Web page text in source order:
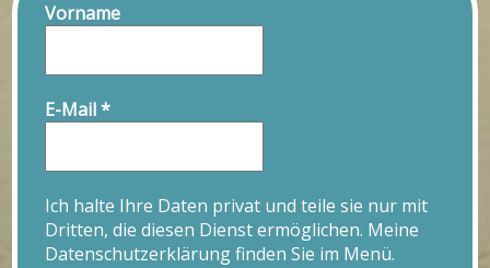
Vorname
E-Mail*
Ich halte Ihre Daten privat und teile sie nur mit
Dritten, die diesen Dienst ermöglichen. Meine
Datenschutzerklärung finden Sie im Menü.